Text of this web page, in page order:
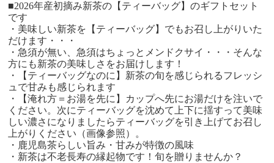
■2026年産初摘み新茶の【ティーバッグ】のギフトセット
です
・美味しい新茶を【ティーバッグ】でもお召し上がりいた
だけます・・・
・急須が無い、急須はちょっとメンドクサイ・・・そんな
方にも新茶の美味しさをお届けします！
・【ティーバッグなのに】新茶の旬を感じられるフレッシ
ュで甘みも感じられます
・【淹れ方＝お湯を先に】カップへ先にお湯だけを注いで
ください。次にティーバッグを沈めて上下に揺すって美味
しい濃さになりましたらティーバッグを引き上げてお召し
上がりください（画像参照）。
・鹿児島茶らしい旨み・甘みが特徴の風味
・新茶は不老長寿の縁起物です！旬を贈りませんか？